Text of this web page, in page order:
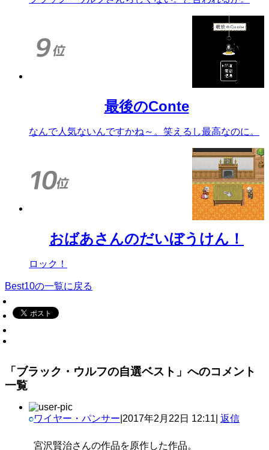
最後のConte
なんで人気ないんですかね～。笑えるし最高なのに。
おばあさんのだいぼうけん！
ロック！
Best10の一覧に戻る
「ブラック・ウルフの自選ベスト」へのコメント
一覧
ワイヤー・パンサー 2017年2月22日 12:11 返信
宮沢賢治さんの作品を原作した作品。